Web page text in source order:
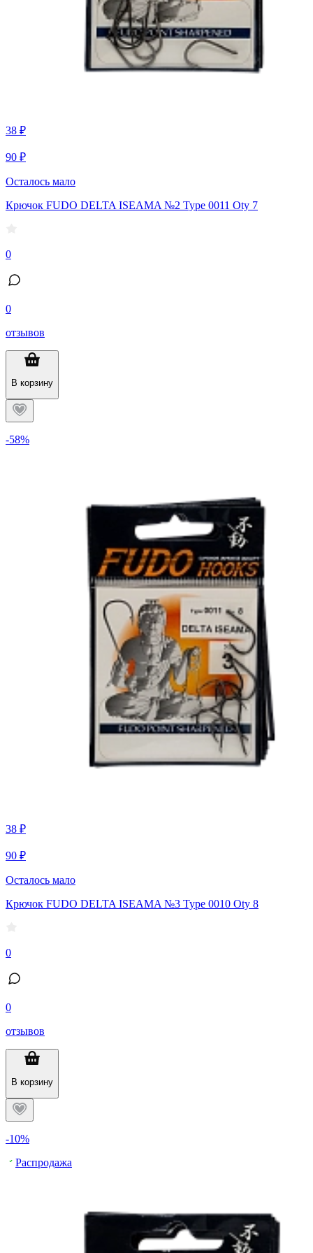
38 ₽
90 ₽
Осталось мало
Крючок FUDO DELTA ISEAMA №2 Type 0011 Oty 7
0
0
отзывов
В корзину
-58%
38 ₽
90 ₽
Осталось мало
Крючок FUDO DELTA ISEAMA №3 Type 0010 Oty 8
0
0
отзывов
В корзину
-10%
Распродажа